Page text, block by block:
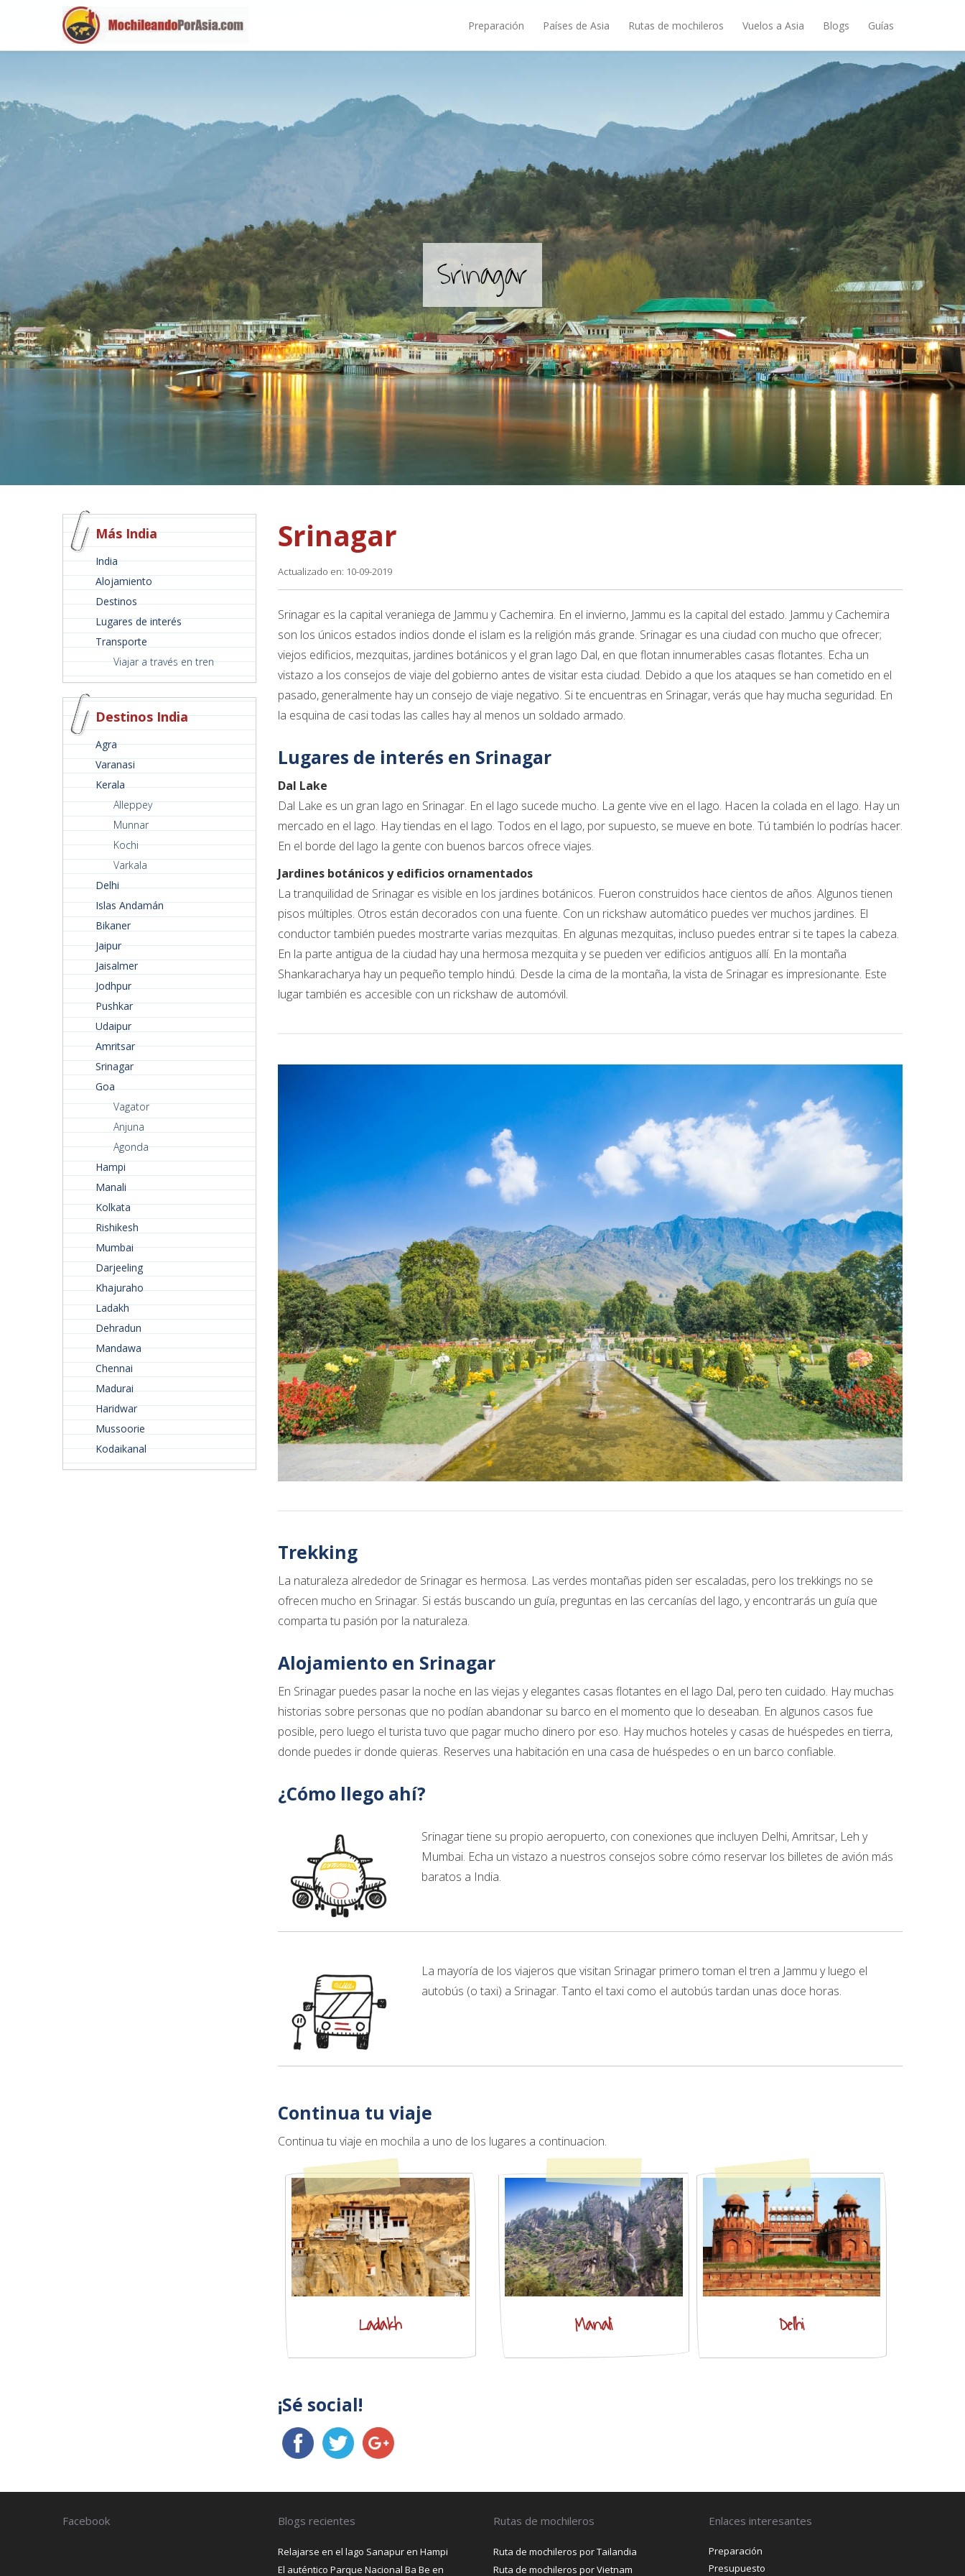
Preparación Países de Asia Rutas de mochileros Vuelos a Asia Blogs Guías
Srinagar
Más India
India
Alojamiento
Destinos
Lugares de interés
Transporte
Viajar a través en tren
Destinos India
Agra
Varanasi
Kerala
Alleppey
Munnar
Kochi
Varkala
Delhi
Islas Andamán
Bikaner
Jaipur
Jaisalmer
Jodhpur
Pushkar
Udaipur
Amritsar
Srinagar
Goa
Vagator
Anjuna
Agonda
Hampi
Manali
Kolkata
Rishikesh
Mumbai
Darjeeling
Khajuraho
Ladakh
Dehradun
Mandawa
Chennai
Madurai
Haridwar
Mussoorie
Kodaikanal
Srinagar
Actualizado en: 10-09-2019
Srinagar es la capital veraniega de Jammu y Cachemira. En el invierno, Jammu es la capital del estado. Jammu y Cachemira
son los únicos estados indios donde el islam es la religión más grande. Srinagar es una ciudad con mucho que ofrecer;
viejos edificios, mezquitas, jardines botánicos y el gran lago Dal, en que flotan innumerables casas flotantes. Echa un
vistazo a los consejos de viaje del gobierno antes de visitar esta ciudad. Debido a que los ataques se han cometido en el
pasado, generalmente hay un consejo de viaje negativo. Si te encuentras en Srinagar, verás que hay mucha seguridad. En
la esquina de casi todas las calles hay al menos un soldado armado.
Lugares de interés en Srinagar
Dal Lake
Dal Lake es un gran lago en Srinagar. En el lago sucede mucho. La gente vive en el lago. Hacen la colada en el lago. Hay un
mercado en el lago. Hay tiendas en el lago. Todos en el lago, por supuesto, se mueve en bote. Tú también lo podrías hacer.
En el borde del lago la gente con buenos barcos ofrece viajes.
Jardines botánicos y edificios ornamentados
La tranquilidad de Srinagar es visible en los jardines botánicos. Fueron construidos hace cientos de años. Algunos tienen
pisos múltiples. Otros están decorados con una fuente. Con un rickshaw automático puedes ver muchos jardines. El
conductor también puedes mostrarte varias mezquitas. En algunas mezquitas, incluso puedes entrar si te tapes la cabeza.
En la parte antigua de la ciudad hay una hermosa mezquita y se pueden ver edificios antiguos allí. En la montaña
Shankaracharya hay un pequeño templo hindú. Desde la cima de la montaña, la vista de Srinagar es impresionante. Este
lugar también es accesible con un rickshaw de automóvil.
Trekking
La naturaleza alrededor de Srinagar es hermosa. Las verdes montañas piden ser escaladas, pero los trekkings no se
ofrecen mucho en Srinagar. Si estás buscando un guía, preguntas en las cercanías del lago, y encontrarás un guía que
comparta tu pasión por la naturaleza.
Alojamiento en Srinagar
En Srinagar puedes pasar la noche en las viejas y elegantes casas flotantes en el lago Dal, pero ten cuidado. Hay muchas
historias sobre personas que no podían abandonar su barco en el momento que lo deseaban. En algunos casos fue
posible, pero luego el turista tuvo que pagar mucho dinero por eso. Hay muchos hoteles y casas de huéspedes en tierra,
donde puedes ir donde quieras. Reserves una habitación en una casa de huéspedes o en un barco confiable.
¿Cómo llego ahí?
Srinagar tiene su propio aeropuerto, con conexiones que incluyen Delhi, Amritsar, Leh y
Mumbai. Echa un vistazo a nuestros consejos sobre cómo reservar los billetes de avión más
baratos a India.
La mayoría de los viajeros que visitan Srinagar primero toman el tren a Jammu y luego el
autobús (o taxi) a Srinagar. Tanto el taxi como el autobús tardan unas doce horas.
Continua tu viaje
Continua tu viaje en mochila a uno de los lugares a continuacion.
Ladakh Manali Delhi
¡Sé social!
Facebook Blogs recientes
Relajarse en el lago Sanapur en Hampi
El auténtico Parque Nacional Ba Be en
Rutas de mochileros
Ruta de mochileros por Tailandia
Ruta de mochileros por Vietnam
Enlaces interesantes
Preparación
Presupuesto